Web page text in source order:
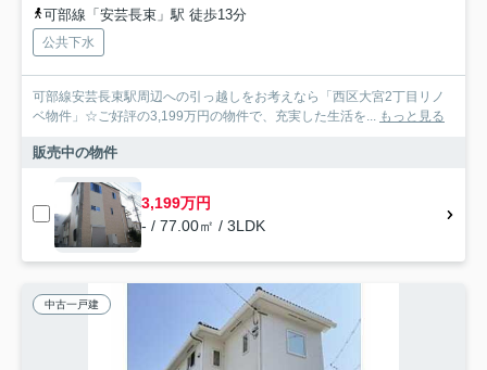
可部線「安芸長束」駅 徒歩13分
公共下水
可部線安芸長束駅周辺への引っ越しをお考えなら「西区大宮2丁目リノ
ベ物件」☆ご好評の3,199万円の物件で、充実した生活を... もっと見る
販売中の物件
3,199万円
- / 77.00㎡ / 3LDK
中古一戸建